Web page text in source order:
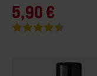
5,90 €
Bewertung: